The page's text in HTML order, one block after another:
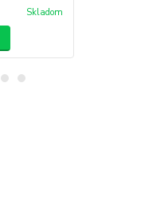
Skladom